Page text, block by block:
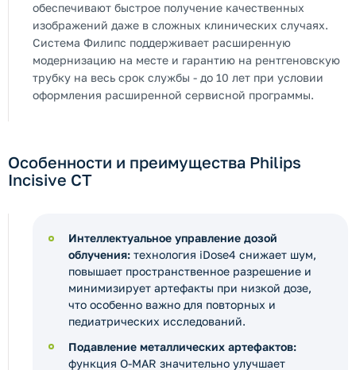
обеспечивают быстрое получение качественных
изображений даже в сложных клинических случаях.
Система Филипс поддерживает расширенную
модернизацию на месте и гарантию на рентгеновскую
трубку на весь срок службы - до 10 лет при условии
оформления расширенной сервисной программы.
Особенности и преимущества Philips
Incisive CT
Интеллектуальное управление дозой
облучения: технология iDose4 снижает шум,
повышает пространственное разрешение и
минимизирует артефакты при низкой дозе,
что особенно важно для повторных и
педиатрических исследований.
Подавление металлических артефактов:
функция O-MAR значительно улучшает